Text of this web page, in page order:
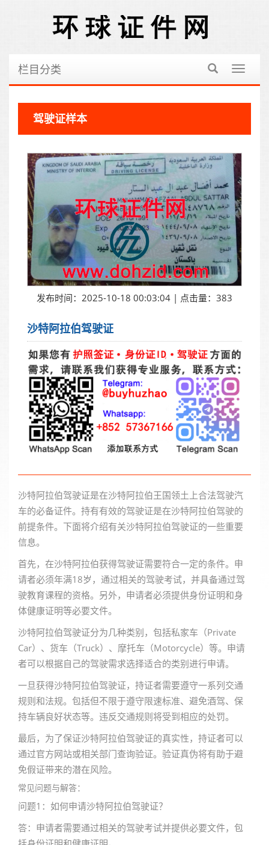
切
航
栏目分类
驾驶证样本
发布时间：2025-10-18 00:03:04 | 点击量：383
沙特阿拉伯驾驶证
沙特阿拉伯驾驶证是在沙特阿拉伯王国领土上合法驾驶汽
车的必备证件。持有有效的驾驶证是在沙特阿拉伯驾驶的
前提条件。下面将介绍有关沙特阿拉伯驾驶证的一些重要
信息。
首先，在沙特阿拉伯获得驾驶证需要符合一定的条件。申
请者必须年满18岁，通过相关的驾驶考试，并具备通过驾
驶教育课程的资格。另外，申请者必须提供身份证明和身
体健康证明等必要文件。
沙特阿拉伯驾驶证分为几种类别，包括私家车（Private
Car）、货车（Truck）、摩托车（Motorcycle）等。申请
者可以根据自己的驾驶需求选择适合的类别进行申请。
一旦获得沙特阿拉伯驾驶证，持证者需要遵守一系列交通
规则和法规。包括但不限于遵守限速标准、避免酒驾、保
持车辆良好状态等。违反交通规则将受到相应的处罚。
最后，为了保证沙特阿拉伯驾驶证的真实性，持证者可以
通过官方网站或相关部门查询验证。验证真伪将有助于避
免假证带来的潜在风险。
常见问题与解答：
问题1：如何申请沙特阿拉伯驾驶证？
答：申请者需要通过相关的驾驶考试并提供必要文件，包